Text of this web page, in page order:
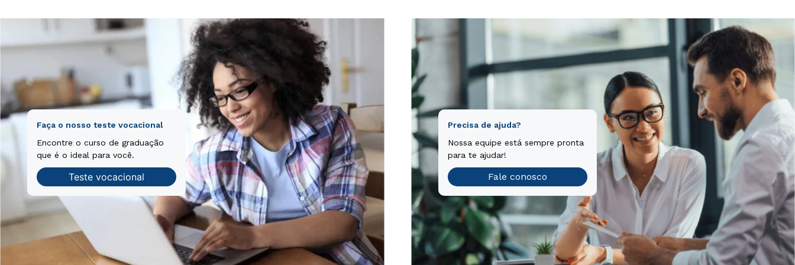
Faça o nosso teste vocacional
Encontre o curso de graduação
que é o ideal para você.
Teste vocacional
Precisa de ajuda?
Nossa equipe está sempre pronta
para te ajudar!
Fale conosco